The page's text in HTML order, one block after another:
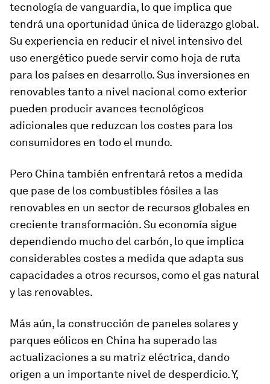
tecnología de vanguardia, lo que implica que
tendrá una oportunidad única de liderazgo global.
Su experiencia en reducir el nivel intensivo del
uso energético puede servir como hoja de ruta
para los países en desarrollo. Sus inversiones en
renovables tanto a nivel nacional como exterior
pueden producir avances tecnológicos
adicionales que reduzcan los costes para los
consumidores en todo el mundo.
Pero China también enfrentará retos a medida
que pase de los combustibles fósiles a las
renovables en un sector de recursos globales en
creciente transformación. Su economía sigue
dependiendo mucho del carbón, lo que implica
considerables costes a medida que adapta sus
capacidades a otros recursos, como el gas natural
y las renovables.
Más aún, la construcción de paneles solares y
parques eólicos en China ha superado las
actualizaciones a su matriz eléctrica, dando
origen a un importante nivel de desperdicio. Y,